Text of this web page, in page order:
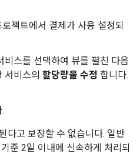
젝트에서 결제가 사용 설정되
비스를 선택하여 뷰를 펼친 다음
서비스의 할당량을 수정 합니다.
다고 보장할 수 없습니다. 일반
준 2일 이내에 신속하게 처리되